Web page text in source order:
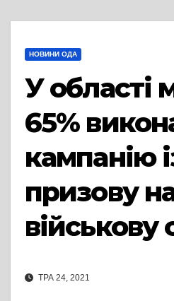
НОВИНИ ОДА
У області
65%
кампанію
призову
військову
ТРА 24, 2021